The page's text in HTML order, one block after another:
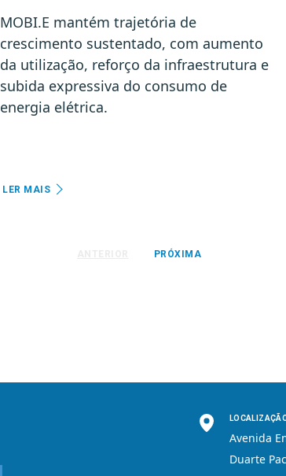
MOBI.E mantém trajetória de
crescimento sustentado, com aumento
da utilização, reforço da infraestrutura e
subida expressiva do consumo de
energia elétrica.
LER MAIS
PRÓXIMA
Avenida
Duarte